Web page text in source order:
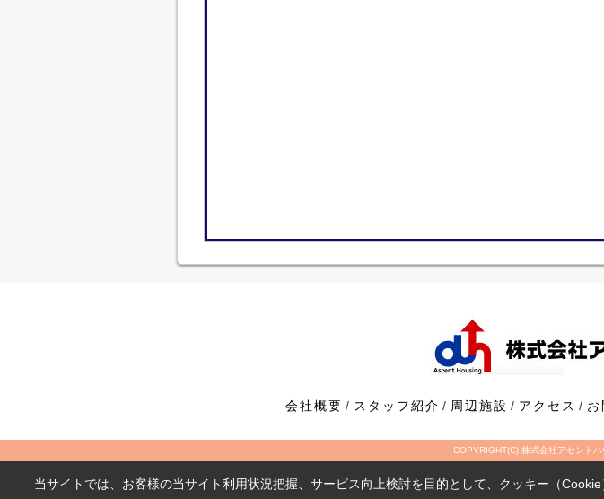
会社概要 スタッフ紹介 周辺施設 アクセス
COPYRIGHT(C) 株式会社アセント
当サイトでは、お客様の当サイト利用状況把握、サービス向上検討を目的として、クッキー（Cookie